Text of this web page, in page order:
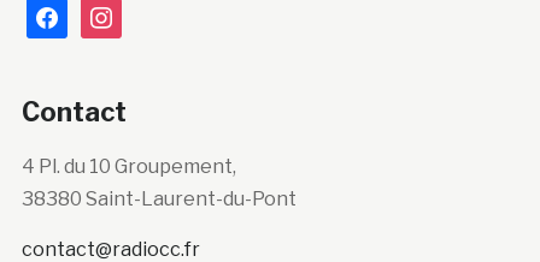
facebookinstagram
Contact
4 Pl. du 10 Groupement,
38380 Saint-Laurent-du-Pont
contact@radiocc.fr